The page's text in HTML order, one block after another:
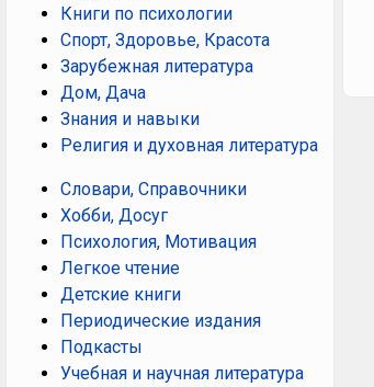
Книги по психологии
Спорт, Здоровье, Красота
Зарубежная литература
Дом, Дача
Знания и навыки
Религия и духовная литература
Словари, Справочники
Хобби, Досуг
Психология, Мотивация
Легкое чтение
Детские книги
Периодические издания
Подкасты
Учебная и научная литература